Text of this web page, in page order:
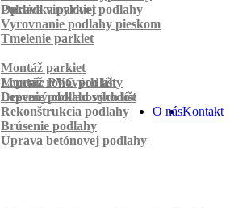
Pokládka parkiet
Oprava vinylovej podlahy
Vyrovnanie podlahy pieskom
Tmelenie parkiet
Montáž parkiet
Montáž rohových líšt
Lepenie PVC podlahy
Lepenie podlahových líšt
Drevený obklad schodov
Rekonštrukcia podlahy
Brúsenie podlahy
Úprava betónovej podlahy
Kontakt
O nás